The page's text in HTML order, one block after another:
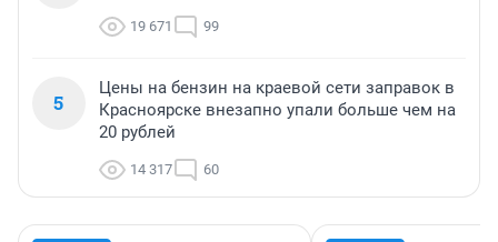
19 671 99
5
Цены на бензин на краевой сети заправок в
Красноярске внезапно упали больше чем на
20 рублей
14 317 60